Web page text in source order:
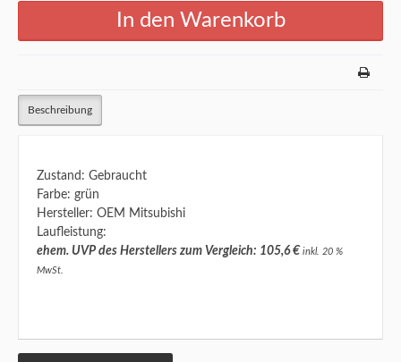
Beschreibung
Zustand: Gebraucht
Farbe: grün
Hersteller: OEM Mitsubishi
Laufleistung:
ehem. UVP des Herstellers zum Vergleich: 105,6 € inkl. 20 %
MwSt.